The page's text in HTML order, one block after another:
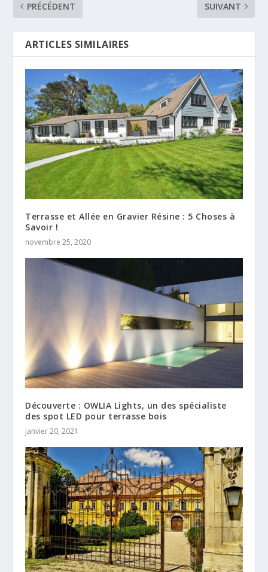
PRÉCÉDENT
SUIVANT
ARTICLES SIMILAIRES
Terrasse et Allée en Gravier Résine : 5 Choses à
Savoir !
novembre 25, 2020
Découverte : OWLIA Lights, un des spécialiste
des spot LED pour terrasse bois
janvier 20, 2021